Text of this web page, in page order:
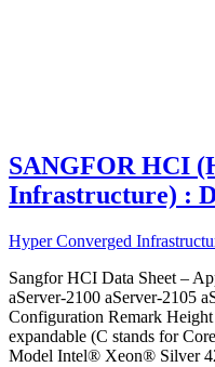
SANGFOR HCI
Infrastructure) :
Hyper Converged
Sangfor HCI Data Sheet –
aServer-2100 aServer-2105
Configuration Remark
expandable (C stands for
Model Intel® Xeon® Silver